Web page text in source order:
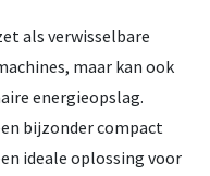
als verwisselbare
maar kan ook
energieopslag.
bijzonder compact
ideale oplossing voor